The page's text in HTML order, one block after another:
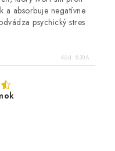
a absorbuje negatívne
psychický stres
Kód: 830A